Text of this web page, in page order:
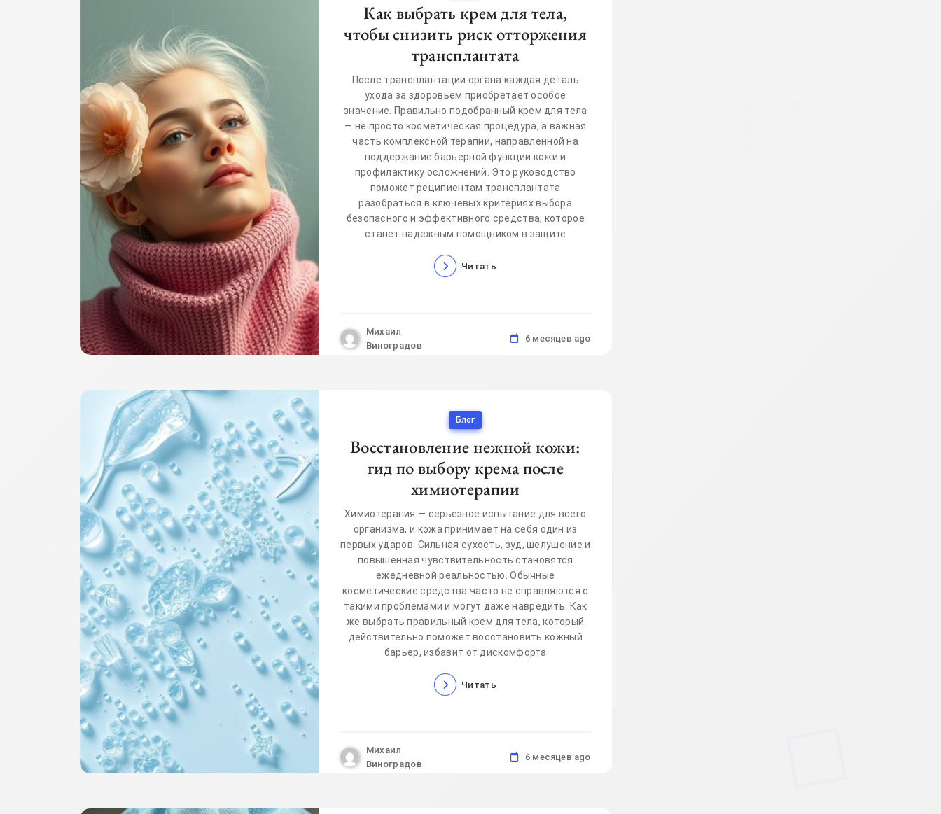
Как выбрать крем для тела,
чтобы снизить риск отторжения
трансплантата
После трансплантации органа каждая деталь
ухода за здоровьем приобретает особое
значение. Правильно подобранный крем для тела
— не просто косметическая процедура, а важная
часть комплексной терапии, направленной на
поддержание барьерной функции кожи и
профилактику осложнений. Это руководство
поможет реципиентам трансплантата
разобраться в ключевых критериях выбора
безопасного и эффективного средства, которое
станет надежным помощником в защите
Читать
Михаил
Виноградов
6 месяцев ago
Блог
Восстановление нежной кожи:
гид по выбору крема после
химиотерапии
Химиотерапия — серьезное испытание для всего
организма, и кожа принимает на себя один из
первых ударов. Сильная сухость, зуд, шелушение и
повышенная чувствительность становятся
ежедневной реальностью. Обычные
косметические средства часто не справляются с
такими проблемами и могут даже навредить. Как
же выбрать правильный крем для тела, который
действительно поможет восстановить кожный
барьер, избавит от дискомфорта
Читать
Михаил
Виноградов
6 месяцев ago